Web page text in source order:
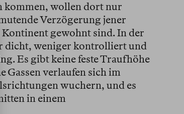
kommen, wollen dort nur
Verzögerung jener
gewohnt sind. In der
dicht, weniger kontrolliert und
Es gibt keine feste Traufhöhe
Gassen verlaufen sich im
wuchern, und es
in einem